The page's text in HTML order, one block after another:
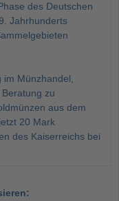
des Deutschen
Jahrhunderts
Münzhandel,
zu
aus dem
20 Mark
des Kaiserreichs bei